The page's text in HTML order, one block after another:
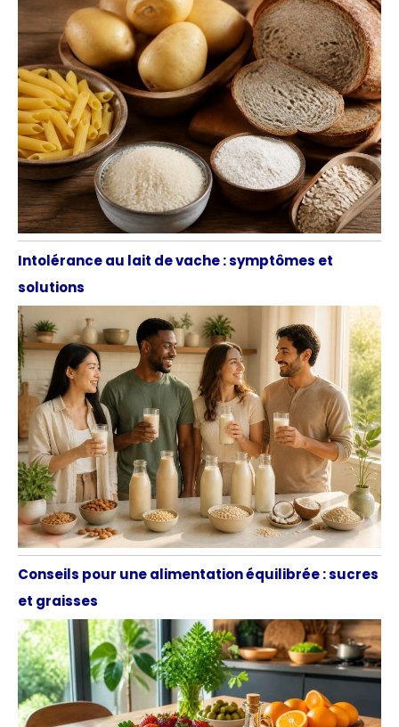
Intolérance au lait de vache : symptômes et
solutions
Conseils pour une alimentation équilibrée : sucres
et graisses